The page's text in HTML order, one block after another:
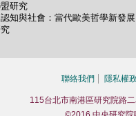
研究
知與社會：當代歐美哲學新發展
聯絡我們 隱私權
115台北市南港區研究院路